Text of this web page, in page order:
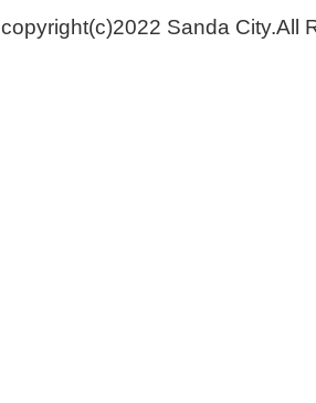
copyright(c)2022 Sanda City.All